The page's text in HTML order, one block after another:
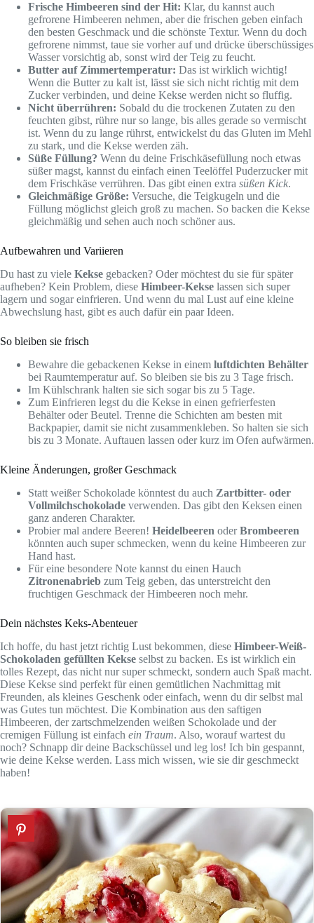
Frische Himbeeren sind der Hit: Klar, du kannst auch
gefrorene Himbeeren nehmen, aber die frischen geben einfach
den besten Geschmack und die schönste Textur. Wenn du doch
gefrorene nimmst, taue sie vorher auf und drücke überschüssiges
Wasser vorsichtig ab, sonst wird der Teig zu feucht.
Butter auf Zimmertemperatur: Das ist wirklich wichtig!
Wenn die Butter zu kalt ist, lässt sie sich nicht richtig mit dem
Zucker verbinden, und deine Kekse werden nicht so fluffig.
Nicht überrühren: Sobald du die trockenen Zutaten zu den
feuchten gibst, rühre nur so lange, bis alles gerade so vermischt
ist. Wenn du zu lange rührst, entwickelst du das Gluten im Mehl
zu stark, und die Kekse werden zäh.
Süße Füllung? Wenn du deine Frischkäsefüllung noch etwas
süßer magst, kannst du einfach einen Teelöffel Puderzucker mit
dem Frischkäse verrühren. Das gibt einen extra süßen Kick.
Gleichmäßige Größe: Versuche, die Teigkugeln und die
Füllung möglichst gleich groß zu machen. So backen die Kekse
gleichmäßig und sehen auch noch schöner aus.
Aufbewahren und Variieren
Du hast zu viele Kekse gebacken? Oder möchtest du sie für später
aufheben? Kein Problem, diese Himbeer-Kekse lassen sich super
lagern und sogar einfrieren. Und wenn du mal Lust auf eine kleine
Abwechslung hast, gibt es auch dafür ein paar Ideen.
So bleiben sie frisch
Bewahre die gebackenen Kekse in einem luftdichten Behälter
bei Raumtemperatur auf. So bleiben sie bis zu 3 Tage frisch.
Im Kühlschrank halten sie sich sogar bis zu 5 Tage.
Zum Einfrieren legst du die Kekse in einen gefrierfesten
Behälter oder Beutel. Trenne die Schichten am besten mit
Backpapier, damit sie nicht zusammenkleben. So halten sie sich
bis zu 3 Monate. Auftauen lassen oder kurz im Ofen aufwärmen.
Kleine Änderungen, großer Geschmack
Statt weißer Schokolade könntest du auch Zartbitter- oder
Vollmilchschokolade verwenden. Das gibt den Keksen einen
ganz anderen Charakter.
Probier mal andere Beeren! Heidelbeeren oderBrombeeren
könnten auch super schmecken, wenn du keine Himbeeren zur
Hand hast.
Für eine besondere Note kannst du einen Hauch
Zitronenabrieb zum Teig geben, das unterstreicht den
fruchtigen Geschmack der Himbeeren noch mehr.
Dein nächstes Keks-Abenteuer
Ich hoffe, du hast jetzt richtig Lust bekommen, diese Himbeer-Weiß-
Schokoladen gefüllten Kekse selbst zu backen. Es ist wirklich ein
tolles Rezept, das nicht nur super schmeckt, sondern auch Spaß macht.
Diese Kekse sind perfekt für einen gemütlichen Nachmittag mit
Freunden, als kleines Geschenk oder einfach, wenn du dir selbst mal
was Gutes tun möchtest. Die Kombination aus den saftigen
Himbeeren, der zartschmelzenden weißen Schokolade und der
cremigen Füllung ist einfach ein Traum. Also, worauf wartest du
noch? Schnapp dir deine Backschüssel und leg los! Ich bin gespannt,
wie deine Kekse werden. Lass mich wissen, wie sie dir geschmeckt
haben!